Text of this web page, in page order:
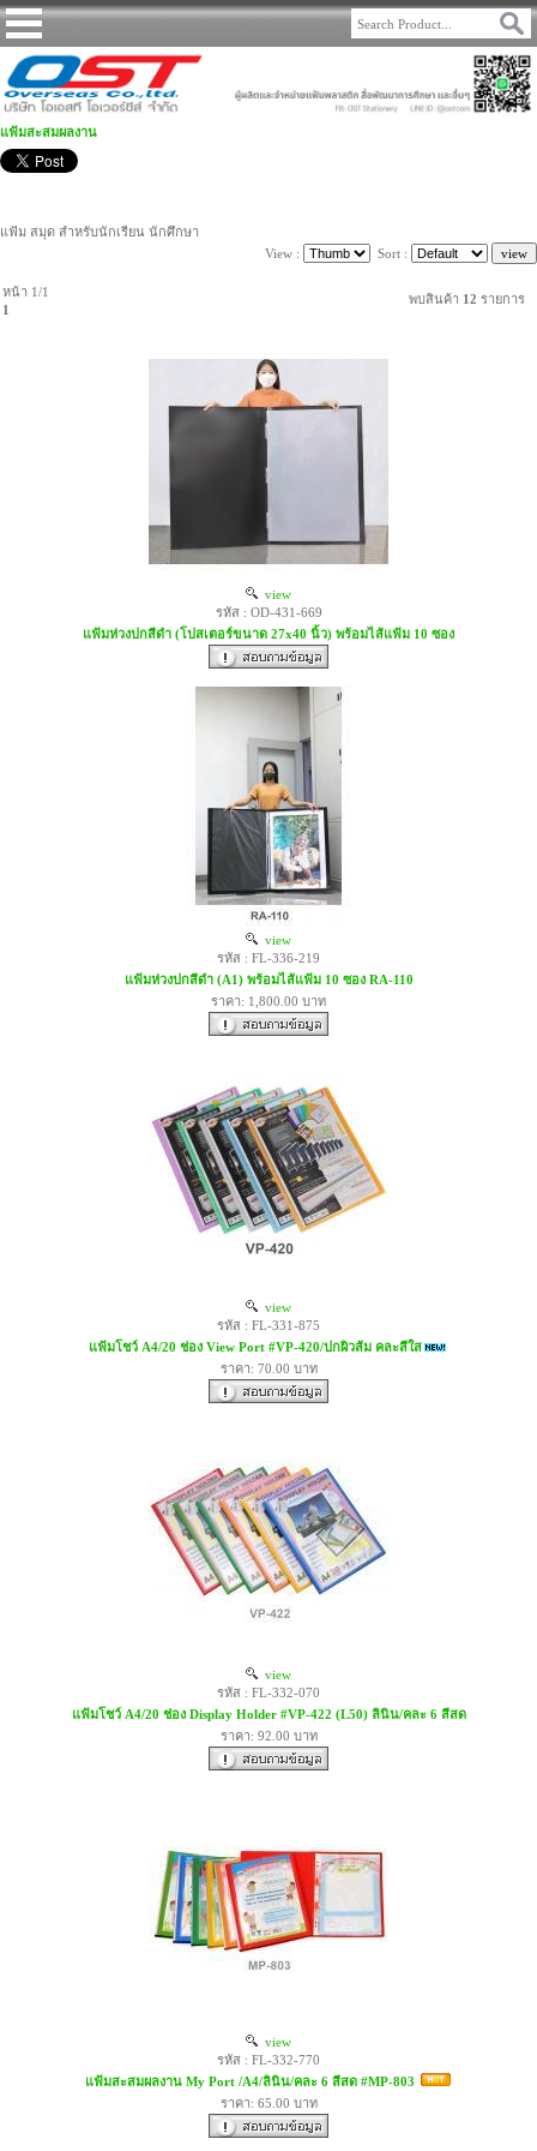
แฟ้มสะสมผลงาน
แฟ้ม สมุด สำหรับนักเรียน นักศึกษา
View :
Sort :
หน้า 1/1
1
พบสินค้า 12 รายการ
view
รหัส : OD-431-669
แฟ้มห่วงปกสีดำ (โปสเตอร์ขนาด 27x40 นิ้ว) พร้อมไส้แฟ้ม 10 ซอง
view
รหัส : FL-336-219
แฟ้มห่วงปกสีดำ (A1) พร้อมไส้แฟ้ม 10 ซอง RA-110
ราคา: 1,800.00 บาท
view
รหัส : FL-331-875
แฟ้มโชว์ A4/20 ช่อง View Port #VP-420/ปกผิวส้ม คละสีใส
ราคา: 70.00 บาท
view
รหัส : FL-332-070
แฟ้มโชว์ A4/20 ช่อง Display Holder #VP-422 (L50) ลินิน/คละ 6 สีสด
ราคา: 92.00 บาท
view
รหัส : FL-332-770
แฟ้มสะสมผลงาน My Port /A4/ลินิน/คละ 6 สีสด #MP-803
ราคา: 65.00 บาท